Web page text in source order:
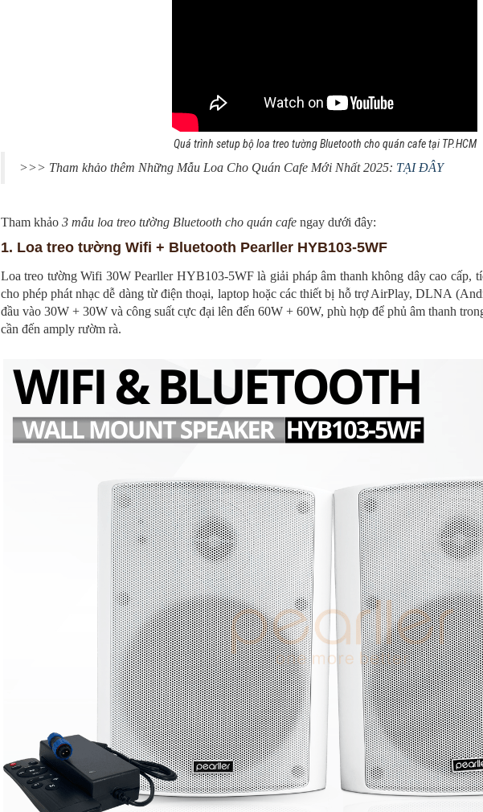
Quá trình setup bộ loa treo tường Bluetooth cho quán cafe tại TP.HCM
>>> Tham khảo thêm Những Mẫu Loa Cho Quán Cafe Mới Nhất 2025: TẠI ĐÂY
Tham khảo 3 mẫu loa treo tường Bluetooth cho quán cafengay dưới đây:
1. Loa treo tường Wifi + Bluetooth Pearller HYB103-5WF
Loa treo tường Wifi 30W Pearller HYB103-5WF là giải pháp âm thanh không dây cao cấp,
cho phép phát nhạc dễ dàng từ điện thoại, laptop hoặc các thiết bị hỗ trợ AirPlay, DLNA
đầu vào 30W + 30W và công suất cực đại lên đến 60W + 60W, phù hợp để phủ âm thanh
cần đến amply rườm rà.